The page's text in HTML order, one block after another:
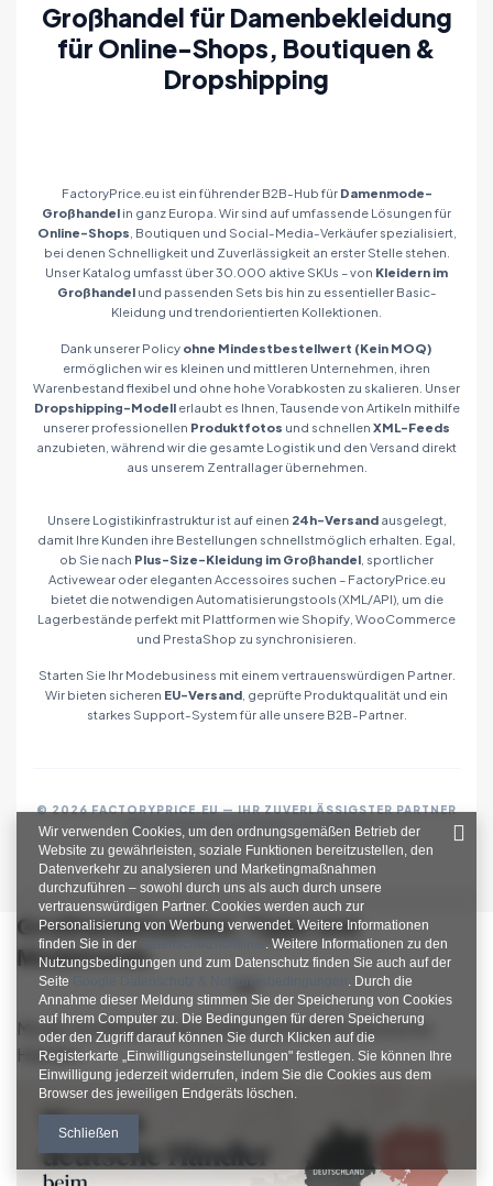
Großhandel für Damenbekleidung
für Online-Shops, Boutiquen &
Dropshipping
FactoryPrice.eu ist ein führender B2B-Hub für Damenmode-
Großhandel in ganz Europa. Wir sind auf umfassende Lösungen für
Online-Shops , Boutiquen und Social-Media-Verkäufer spezialisiert,
bei denen Schnelligkeit und Zuverlässigkeit an erster Stelle stehen.
Unser Katalog umfasst über 30.000 aktive SKUs – von Kleidern im
Großhandelund passenden Sets bis hin zu essentieller Basic-
Kleidung und trendorientierten Kollektionen.
Dank unserer Policy ohne Mindestbestellwert (Kein MOQ)
ermöglichen wir es kleinen und mittleren Unternehmen, ihren
Warenbestand flexibel und ohne hohe Vorabkosten zu skalieren. Unser
Dropshipping-Modellerlaubt es Ihnen, Tausende von Artikeln mithilfe
unserer professionellen Produktfotos und schnellen XML-Feeds
anzubieten, während wir die gesamte Logistik und den Versand direkt
aus unserem Zentrallager übernehmen.
Unsere Logistikinfrastruktur ist auf einen 24h-Versandausgelegt,
damit Ihre Kunden ihre Bestellungen schnellstmöglich erhalten. Egal,
ob Sie nach Plus-Size-Kleidung im Großhandel , sportlicher
Activewear oder eleganten Accessoires suchen – FactoryPrice.eu
bietet die notwendigen Automatisierungstools (XML/API), um die
Lagerbestände perfekt mit Plattformen wie Shopify, WooCommerce
und PrestaShop zu synchronisieren.
Starten Sie Ihr Modebusiness mit einem vertrauenswürdigen Partner.
Wir bieten sicheren EU-Versand , geprüfte Produktqualität und ein
starkes Support-System für alle unsere B2B-Partner.
© 2026 FACTORYPRICE.EU — IHR ZUVERLÄSSIGSTER PARTNER
FÜR MODEGROSSHANDEL IN EUROPA
Großhandelsartikel, Tipps und
Modetrends
Mode-Großhandel aus Polen: Vorteile für deutsche
Händler
Wir verwenden Cookies, um den ordnungsgemäßen Betrieb der
Website zu gewährleisten, soziale Funktionen bereitzustellen, den
Datenverkehr zu analysieren und Marketingmaßnahmen
durchzuführen – sowohl durch uns als auch durch unsere
vertrauenswürdigen Partner. Cookies werden auch zur
Personalisierung von Werbung verwendet. Weitere Informationen
finden Sie in der
. Weitere Informationen zu den
Nutzungsbedingungen und zum Datenschutz finden Sie auch auf der
Seite
Google Datenschutz & Nutzungsbedingungen . Durch die
Annahme dieser Meldung stimmen Sie der Speicherung von Cookies
auf Ihrem Computer zu. Die Bedingungen für deren Speicherung
oder den Zugriff darauf können Sie durch Klicken auf die
Registerkarte „Einwilligungseinstellungen" festlegen. Sie können Ihre
Einwilligung jederzeit widerrufen, indem Sie die Cookies aus dem
Browser des jeweiligen Endgeräts löschen.
Schließen